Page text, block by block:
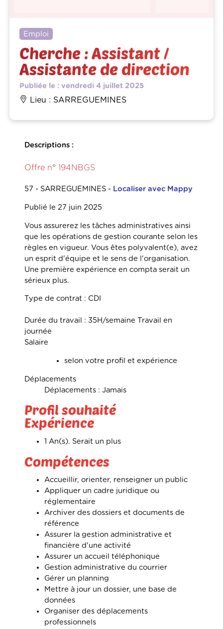
Emploi
Cherche : Assistant /
Assistante de direction
Publiée le : vendredi 4 juillet 2025
Lieu : SARREGUEMINES
Descriptions :
Offre n° 194NBGS
57 - SARREGUEMINES - Localiser avec Mappy
Publié le 27 juin 2025
Vous assurerez les tâches administratives ainsi
que les opérations de gestion courante selon les
règles en vigueur. Vous êtes polyvalent(e), avez
un esprit d'équipe et le sens de l'organisation.
Une première expérience en compta serait un
sérieux plus.
Type de contrat : CDI
Durée du travail : 35H/semaine Travail en
journée
Salaire
selon votre profil et expérience
Déplacements
Déplacements : Jamais
Profil souhaité
Expérience
1 An(s). Serait un plus
Compétences
Accueillir, orienter, renseigner un public
Appliquer un cadre juridique ou
réglementaire
Archiver des dossiers et documents de
référence
Assurer la gestion administrative et
financière d'une activité
Assurer un accueil téléphonique
Gestion administrative du courrier
Gérer un planning
Mettre à jour un dossier, une base de
données
Organiser des déplacements
professionnels